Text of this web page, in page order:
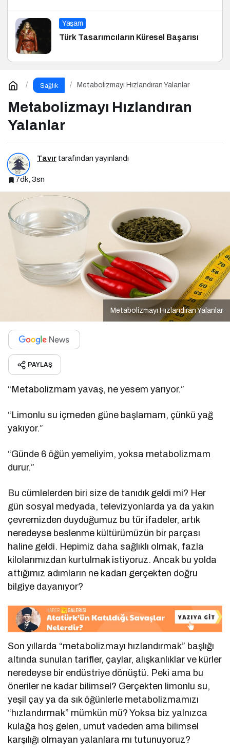
Yaşam
Türk Tasarımcıların Küresel Başarısı
Sağlık Metabolizmayı Hızlandıran Yalanlar
Metabolizmayı Hızlandıran
Yalanlar
Tavır tarafından yayınlandı
7dk, 3sn
Metabolizmayı Hızlandıran Yalanlar
PAYLAŞ
“Metabolizmam yavaş, ne yesem yarıyor.”
“Limonlu su içmeden güne başlamam, çünkü yağ
yakıyor.”
“Günde 6 öğün yemeliyim, yoksa metabolizmam
durur.”
Bu cümlelerden biri size de tanıdık geldi mi? Her
gün sosyal medyada, televizyonlarda ya da yakın
çevremizden duyduğumuz bu tür ifadeler, artık
neredeyse beslenme kültürümüzün bir parçası
haline geldi. Hepimiz daha sağlıklı olmak, fazla
kilolarımızdan kurtulmak istiyoruz. Ancak bu yolda
attığımız adımların ne kadarı gerçekten doğru
bilgiye dayanıyor?
Son yıllarda “metabolizmayı hızlandırmak” başlığı
altında sunulan tarifler, çaylar, alışkanlıklar ve kürler
neredeyse bir endüstriye dönüştü. Peki ama bu
öneriler ne kadar bilimsel? Gerçekten limonlu su,
yeşil çay ya da sık öğünlerle metabolizmamızı
“hızlandırmak” mümkün mü? Yoksa biz yalnızca
kulağa hoş gelen, umut vadeden ama bilimsel
karşılığı olmayan yalanlara mı tutunuyoruz?